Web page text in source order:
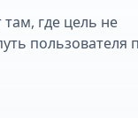
где цель не
пользователя